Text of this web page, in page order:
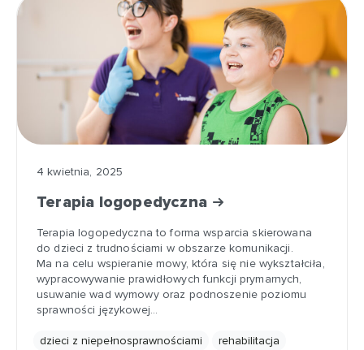
4 kwietnia, 2025
Terapia logopedyczna
Terapia logopedyczna to forma wsparcia skierowana
do dzieci z trudnościami w obszarze komunikacji.
Ma na celu wspieranie mowy, która się nie wykształciła,
wypracowywanie prawidłowych funkcji prymarnych,
usuwanie wad wymowy oraz podnoszenie poziomu
sprawności językowej…
dzieci z niepełnosprawnościami rehabilitacja